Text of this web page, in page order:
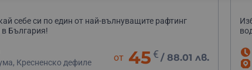
себе си по един от най-вълнуващите рафтинг
България!
Кресненско дефиле
от 45 € /88.01 лв.